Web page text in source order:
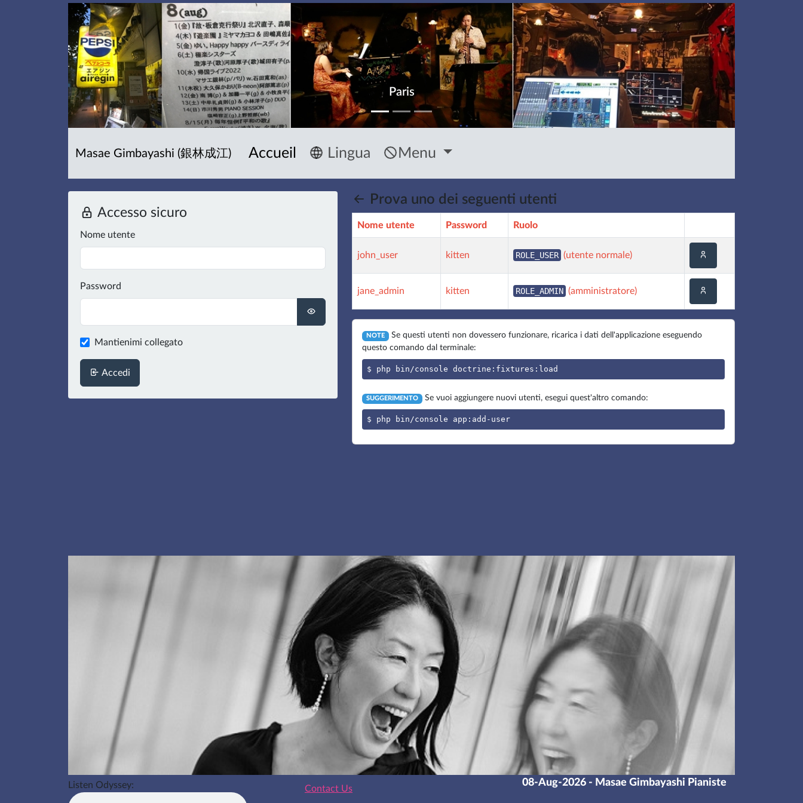
Paris
Masae Gimbayashi (銀林成江) Accueil Lingua Menu
Accesso sicuro
Nome utente
Password
Mantienimi collegato
Accedi
Prova uno dei seguenti utenti
Nome utente Password Ruolo
john_user kitten ROLE_USER (utente normale)
jane_admin kitten ROLE_ADMIN (amministratore)
NOTE
Se questi utenti non dovessero funzionare, ricarica i dati dell'applicazione eseguendo
questo comando dal terminale:
$ php bin/console doctrine:fixtures:load
SUGGERIMENTO Se vuoi aggiungere nuovi utenti, esegui quest'altro comando:
$ php bin/console app:add-user
Listen Odyssey: Contact Us
08-Aug-2026 - Masae Gimbayashi Pianiste